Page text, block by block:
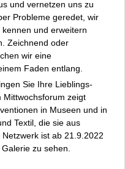
und vernetzen uns zu
Probleme geredet, wir
und erweitern
Zeichnend oder
wir eine
Faden entlang.
Sie Ihre Lieblings-
Mittwochsforum zeigt
in Museen und in
Textil, die sie aus
ist ab 21.9.2022
zu sehen.